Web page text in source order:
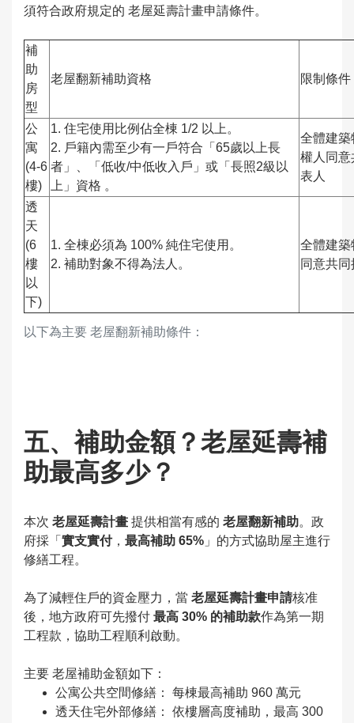
須符合政府規定的 老屋延壽計畫申請條件。
以下為主要 老屋翻新補助條件：
補
助
房
型
老屋翻新補助資格 限制條件
公
寓
(4-6
樓)
1. 住宅使用比例佔全棟 1/2 以上。
2. 戶籍內需至少有一戶符合「65歲以上長
者」、「低收/中低收入戶」或「長照2級以
上」資格 。
全體建築
權人同意
表人
透
天
(6
樓
以
下)
1. 全棟必須為 100% 純住宅使用。
2. 補助對象不得為法人。
全體建築
同意共
五、補助金額？老屋延壽補
助最高多少？
本次 老屋延壽計畫 提供相當有感的 老屋翻新補助。政
府採「 實支實付， 最高補助 65% 」的方式協助屋主進行
修繕工程。
為了減輕住戶的資金壓力，當 老屋延壽計畫申請核准
後，地方政府可先撥付 最高 30% 的補助款作為第一期
工程款，協助工程順利啟動。
主要 老屋補助金額如下：
公寓公共空間修繕： 每棟最高補助 960 萬元
透天住宅外部修繕： 依樓層高度補助，最高 300